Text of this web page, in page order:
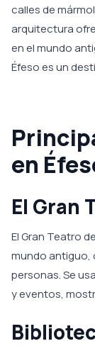
calles de
arquitectura
en el mundo
Éfeso es un
en
El Gran
El Gran Teatro
mundo antiguo,
personas. Se
y eventos,